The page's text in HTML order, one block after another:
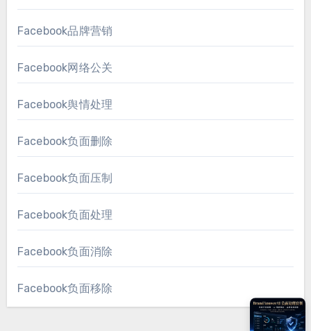
Facebook品牌营销
Facebook网络公关
Facebook舆情处理
Facebook负面删除
Facebook负面压制
Facebook负面处理
Facebook负面消除
Facebook负面移除